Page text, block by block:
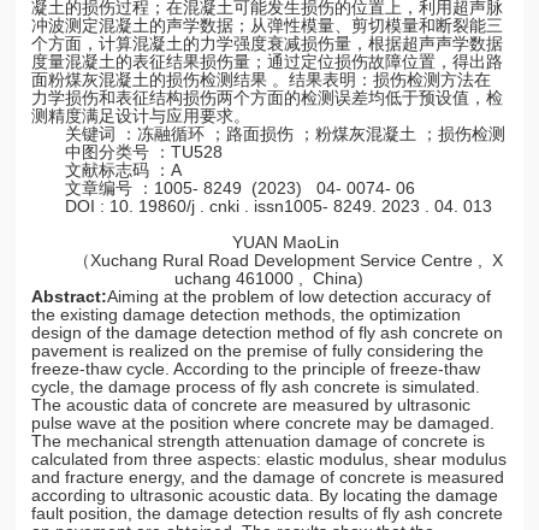
凝土的损伤过程；在混凝土可能发生损伤的位置上，利用超声脉
冲波测定混凝土的声学数据；从弹性模量、剪切模量和断裂能三
个方面，计算混凝土的力学强度衰减损伤量，根据超声声学数据
度量混凝土的表征结果损伤量；通过定位损伤故障位置，得出路
面粉煤灰混凝土的损伤检测结果 。结果表明：损伤检测方法在
力学损伤和表征结构损伤两个方面的检测误差均低于预设值，检
测精度满足设计与应用要求。
关键词 ：冻融循环 ；路面损伤 ；粉煤灰混凝土 ；损伤检测
中图分类号 ：TU528
文献标志码 ：A
文章编号 ：1005- 8249 (2023) 04- 0074- 06
DOI : 10. 19860/j . cnki . issn1005- 8249. 2023 . 04. 013
YUAN MaoLin
（Xuchang Rural Road Development Service Centre , X
uchang 461000 , China)
Abstract:Aiming at the problem of low detection accuracy of
the existing damage detection methods, the optimization
design of the damage detection method of fly ash concrete on
pavement is realized on the premise of fully considering the
freeze-thaw cycle. According to the principle of freeze-thaw
cycle, the damage process of fly ash concrete is simulated.
The acoustic data of concrete are measured by ultrasonic
pulse wave at the position where concrete may be damaged.
The mechanical strength attenuation damage of concrete is
calculated from three aspects: elastic modulus, shear modulus
and fracture energy, and the damage of concrete is measured
according to ultrasonic acoustic data. By locating the damage
fault position, the damage detection results of fly ash concrete